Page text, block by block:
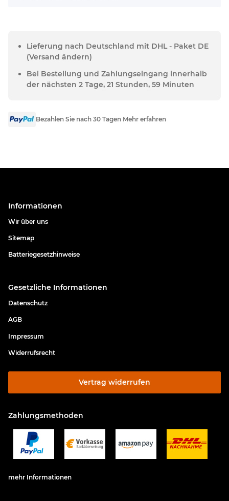
Lieferung nach Deutschland mit DHL - Paket DE
(Versand ändern)
Bei Bestellung und Zahlungseingang innerhalb
der nächsten 2 Tage, 21 Stunden, 59 Minuten
Bezahlen Sie nach 30 Tagen Mehr erfahren
Informationen
Wir über uns
Sitemap
Batteriegesetzhinweise
Gesetzliche Informationen
Datenschutz
AGB
Impressum
Widerrufsrecht
Vertrag widerrufen
Zahlungsmethoden
mehr Informationen